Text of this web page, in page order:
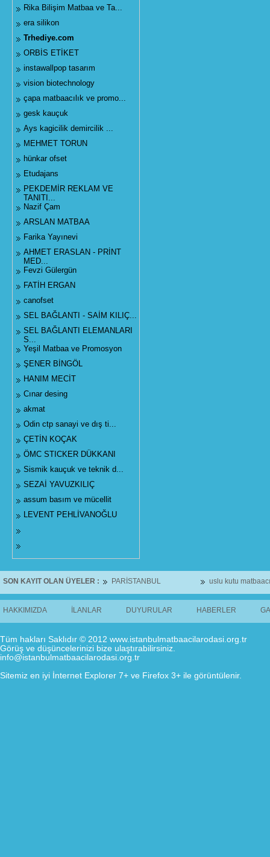
Rika Bilişim Matbaa ve Ta...
era silikon
Trhediye.com
ORBİS ETİKET
instawallpop tasarım
vision biotechnology
çapa matbaacılık ve promo...
gesk kauçuk
Ays kagicilik demircilik ...
MEHMET TORUN
hünkar ofset
Etudajans
PEKDEMİR REKLAM VE
TANITI...
Nazif Çam
ARSLAN MATBAA
Farika Yayınevi
AHMET ERASLAN - PRİNT
MED...
Fevzi Gülergün
FATİH ERGAN
canofset
SEL BAĞLANTI - SAİM KILIÇ...
SEL BAĞLANTI ELEMANLARI
S...
Yeşil Matbaa ve Promosyon
ŞENER BİNGÖL
HANIM MECİT
Cınar desing
akmat
Odin ctp sanayi ve dış ti...
ÇETİN KOÇAK
ÖMC STICKER DÜKKANI
Sismik kauçuk ve teknik d...
SEZAİ YAVUZKILIÇ
assum basım ve mücellit
LEVENT PEHLİVANOĞLU
SON KAYIT OLAN ÜYELER :PARİSTANBUL uslu kutu matbaacılık
HAKKIMIZDA İLANLAR DUYURULAR HABERLER
Tüm hakları Saklıdır © 2012 www.istanbulmatbaacilarodasi.org.tr
Görüş ve düşüncelerinizi bize ulaştırabilirsiniz.
info@istanbulmatbaacilarodasi.org.tr
Sitemiz en iyi İnternet Explorer 7+ ve Firefox 3+ ile görüntülenir.